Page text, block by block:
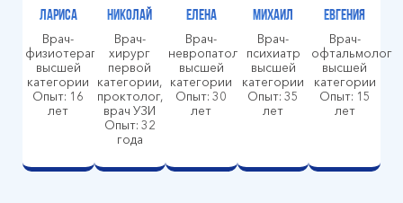
Лариса
Врач-
физиотерапевт
высшей
категории
Опыт: 16
лет
Николай
Врач-
хирург
первой
категории,
проктолог,
врач УЗИ
Опыт: 32
года
Елена
Врач-
невропатолог
высшей
категории
Опыт: 30
лет
Михаил
Врач-
психиатр
высшей
категории
Опыт: 35
лет
Евгения
Врач-
офтальмолог
высшей
категории
Опыт: 15
лет